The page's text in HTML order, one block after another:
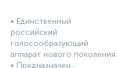
• Единственный
российский
голосообразующий
аппарат нового поколения.
• Предназначен...